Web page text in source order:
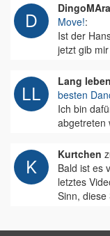
Move!:
Ist der
jetzt gib
Lang
besten
Ich bin
abgetreten
Kurtchen
Bald ist es
letztes
Sinn,